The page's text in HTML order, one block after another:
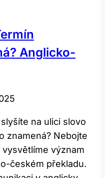
Anglicko-
na ulici slovo
znamená? Nebojte
význam
českém překladu.